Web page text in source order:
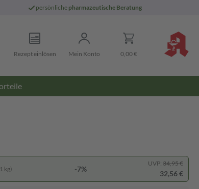
persönliche pharmazeutische Beratung
Rezept einlösen Mein Konto 0,00 €
kg) -7%
UVP: 34,95 €
32,56 €